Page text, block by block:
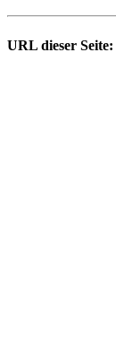
URL dieser Seite: